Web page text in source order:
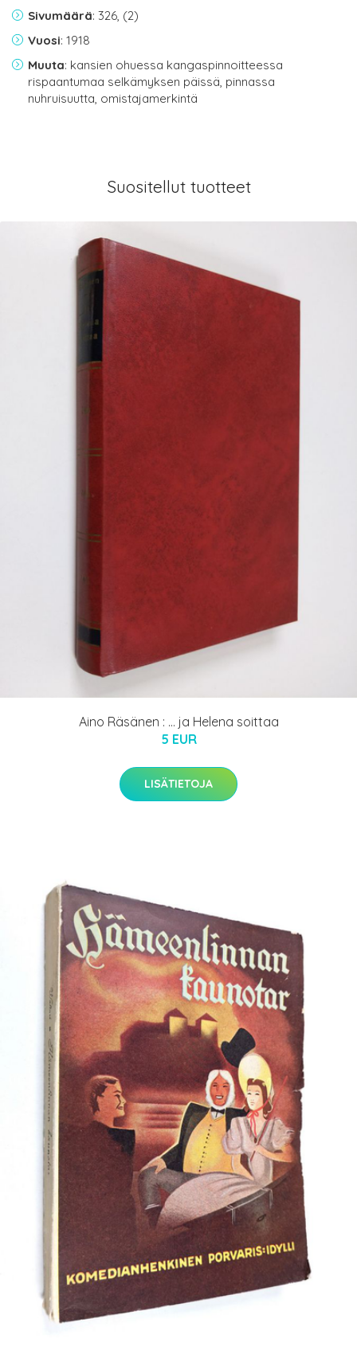
Sivumäärä: 326, (2)
Vuosi: 1918
Muuta: kansien ohuessa kangaspinnoitteessa
rispaantumaa selkämyksen päissä, pinnassa
nuhruisuutta, omistajamerkintä
Suositellut tuotteet
Aino Räsänen : ... ja Helena soittaa
5 EUR
LISÄTIETOJA